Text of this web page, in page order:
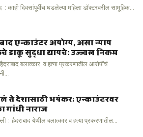
: काही दिवसांपूर्वीच घडलेल्या महिला डॉक्टरवरील सामूहिक...
एन्काउंटर अयोग्य, असा न्याय
डाकू सुद्धा द्यायचे: उज्ज्वल निकम
बलात्कार व हत्या प्रकरणातील आरोपींचं
ते देशासाठी भयंकर; एन्काउंटरवर
गांधी नाराज
: हैदराबाद येथील बलात्कार व हत्या प्रकरणातील...